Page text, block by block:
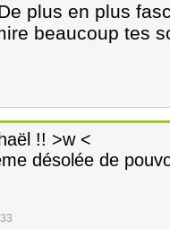
plus en plus
beaucoup tes
!! >w <
désolée de